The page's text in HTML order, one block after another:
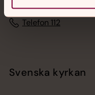
Digitalt brev
Telefon 112
Svenska kyrkan